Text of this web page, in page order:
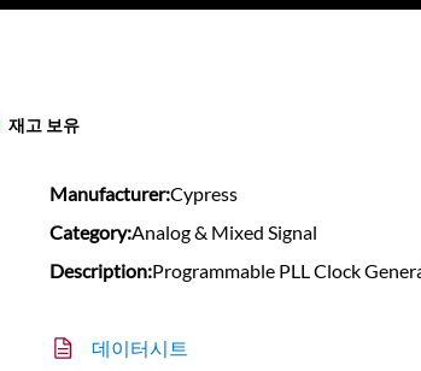
재고 보유
Manufacturer:Cypress
Category:Analog & Mixed Signal
Description:Programmable PLL Clock
데이터시트